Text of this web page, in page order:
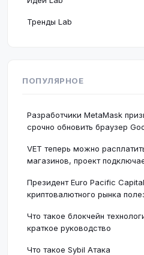
Тренды Lab
ПОПУЛЯРНОЕ
Разработчики MetaMask
срочно обновить браузер
VET теперь можно
магазинов, проект
Президент Euro Pacific
криптовалютного рынка
Что такое блокчейн
краткое руководство
Что такое Sybil Атака